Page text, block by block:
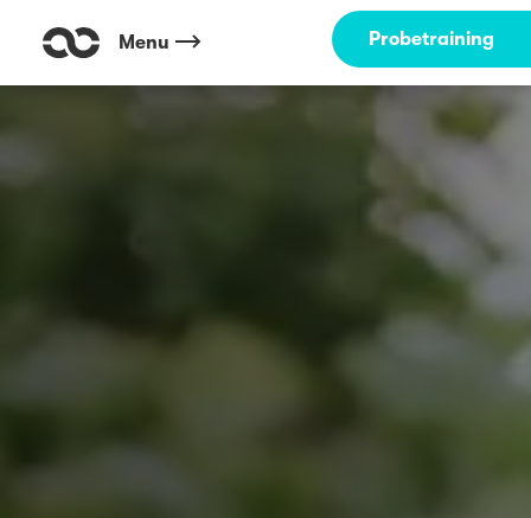
Menu Probetraining